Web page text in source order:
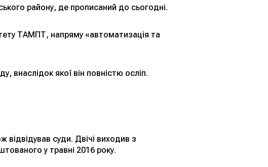
району, де прописаний до сьогодні.
ТАМПТ, напряму «автоматизація та
внаслідок якої він повністю осліп.
суди. Двічі виходив з
у травні 2016 року.